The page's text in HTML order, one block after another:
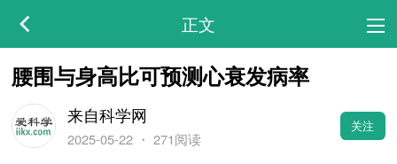
正文
腰围与身高比可预测心衰发病率
来自科学网
2025-05-22・ 271阅读
关注